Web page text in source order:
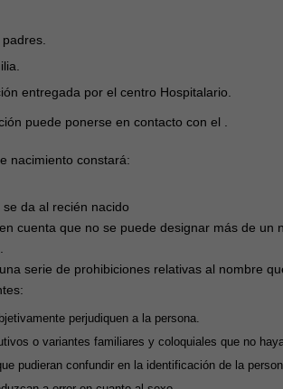
entregada por el centro Hospitalario.
puede ponerse en contacto con el .
nacimiento constará:
da al recién nacido
cuenta que no se puede designar más de un
serie de prohibiciones relativas al nombre
perjudiquen a la persona.
o variantes familiares y coloquiales que no
pudieran confundir en la identificación de la